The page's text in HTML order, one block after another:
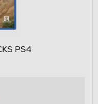
MICROIDS - ATV DRIFT & TRICKS PS4